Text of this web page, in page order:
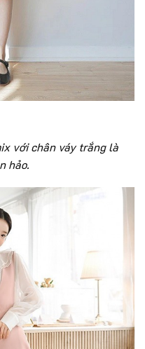
với chân váy trắng là
hảo.